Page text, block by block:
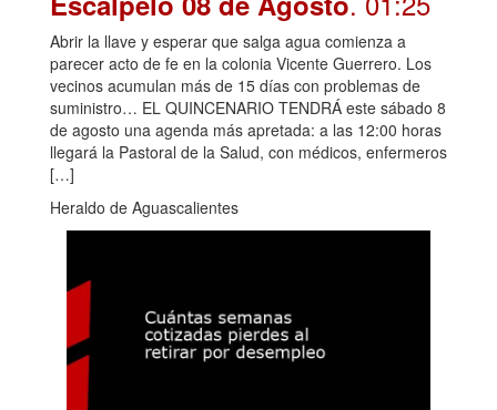
Abrir la llave y esperar que salga agua comienza a
parecer acto de fe en la colonia Vicente Guerrero. Los
vecinos acumulan más de 15 días con problemas de
suministro… EL QUINCENARIO TENDRÁ este sábado 8
de agosto una agenda más apretada: a las 12:00 horas
llegará la Pastoral de la Salud, con médicos, enfermeros
[…]
Heraldo de Aguascalientes